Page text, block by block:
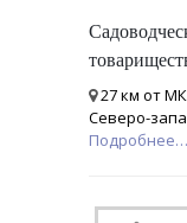
27 км от
Северо-
Подробнее…